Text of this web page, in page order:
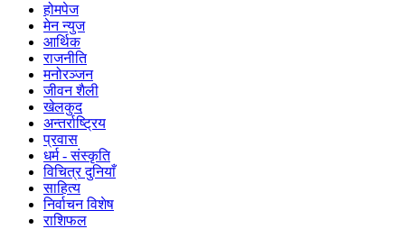
होमपेज
मेन न्युज
आर्थिक
राजनीति
मनोरञ्जन
जीवन शैली
खेलकुद
अन्तर्राष्ट्रिय
प्रवास
धर्म - संस्कृति
विचित्र दुनियाँ
साहित्य
निर्वाचन विशेष
राशिफल